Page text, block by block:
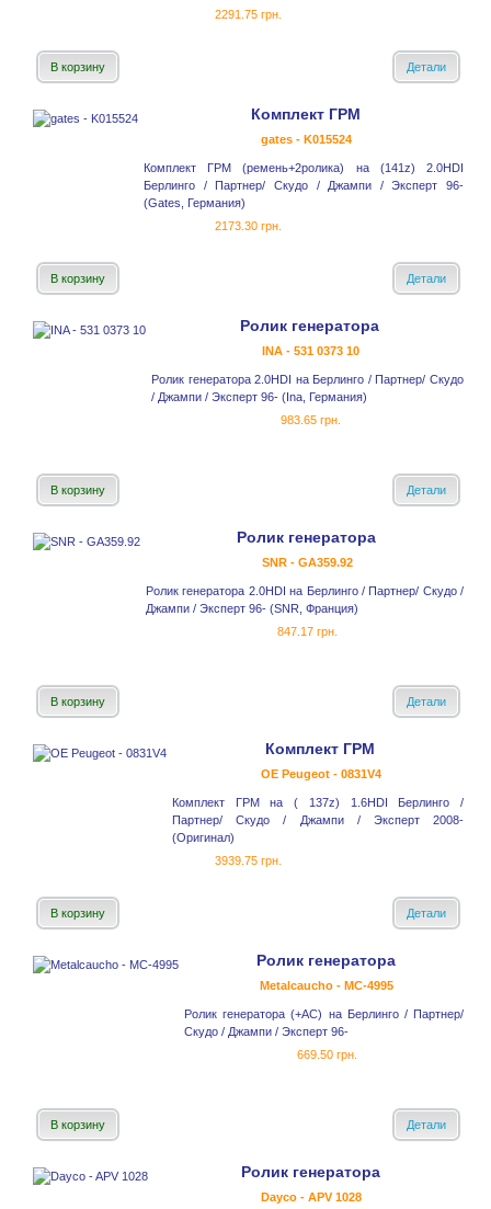
2291.75 грн.
В корзину Детали
Комплект ГРМ
gates - K015524
Комплект ГРМ (ремень+2ролика) на (141z) 2.0HDI
Берлинго / Партнер/ Скудо / Джампи / Эксперт 96-
(Gates, Германия)
2173.30 грн.
В корзину Детали
Ролик генератора
INA - 531 0373 10
Ролик генератора 2.0HDI на Берлинго / Партнер/ Скудо
/ Джампи / Эксперт 96- (Ina, Германия)
983.65 грн.
В корзину Детали
Ролик генератора
SNR - GA359.92
Ролик генератора 2.0HDI на Берлинго / Партнер/ Скудо /
Джампи / Эксперт 96- (SNR, Франция)
847.17 грн.
В корзину Детали
Комплект ГРМ
OE Peugeot - 0831V4
Комплект ГРМ на ( 137z) 1.6HDI Берлинго /
Партнер/ Скудо / Джампи / Эксперт 2008-
(Оригинал)
3939.75 грн.
В корзину Детали
Ролик генератора
Metalcaucho - MC-4995
Ролик генератора (+AC) на Берлинго / Партнер/
Скудо / Джампи / Эксперт 96-
669.50 грн.
В корзину Детали
Ролик генератора
Dayco - APV 1028